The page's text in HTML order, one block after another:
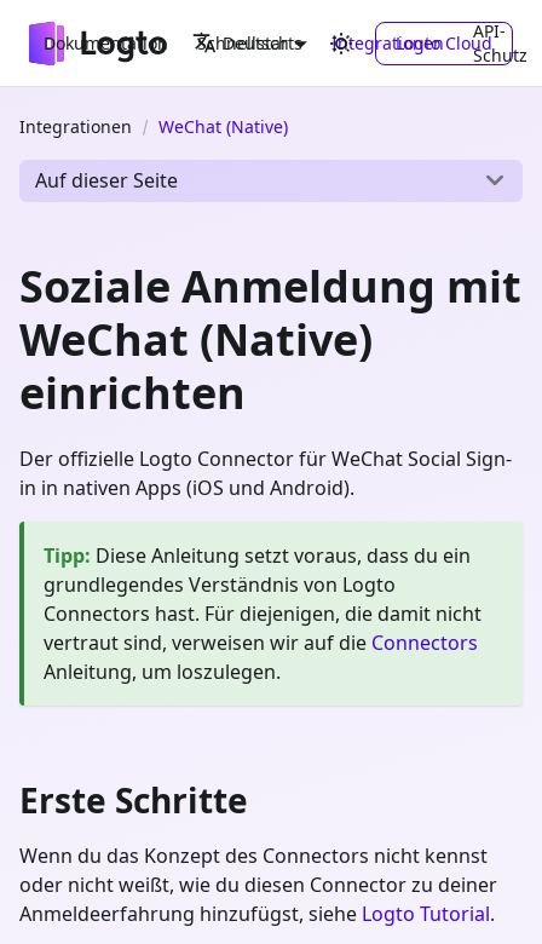
Dokumentation Schnellstarts Integrationen
API-
Schutz
Deutsch Logto Cloud
Integrationen WeChat (Native)
Auf dieser Seite
Soziale Anmeldung mit
WeChat (Native)
einrichten
Der offizielle Logto Connector für WeChat Social Sign-
in in nativen Apps (iOS und Android).
Tipp: Diese Anleitung setzt voraus, dass du ein
grundlegendes Verständnis von Logto
Connectors hast. Für diejenigen, die damit nicht
vertraut sind, verweisen wir auf die Connectors
Anleitung, um loszulegen.
Erste Schritte
Wenn du das Konzept des Connectors nicht kennst
oder nicht weißt, wie du diesen Connector zu deiner
Anmeldeerfahrung hinzufügst, siehe Logto Tutorial.